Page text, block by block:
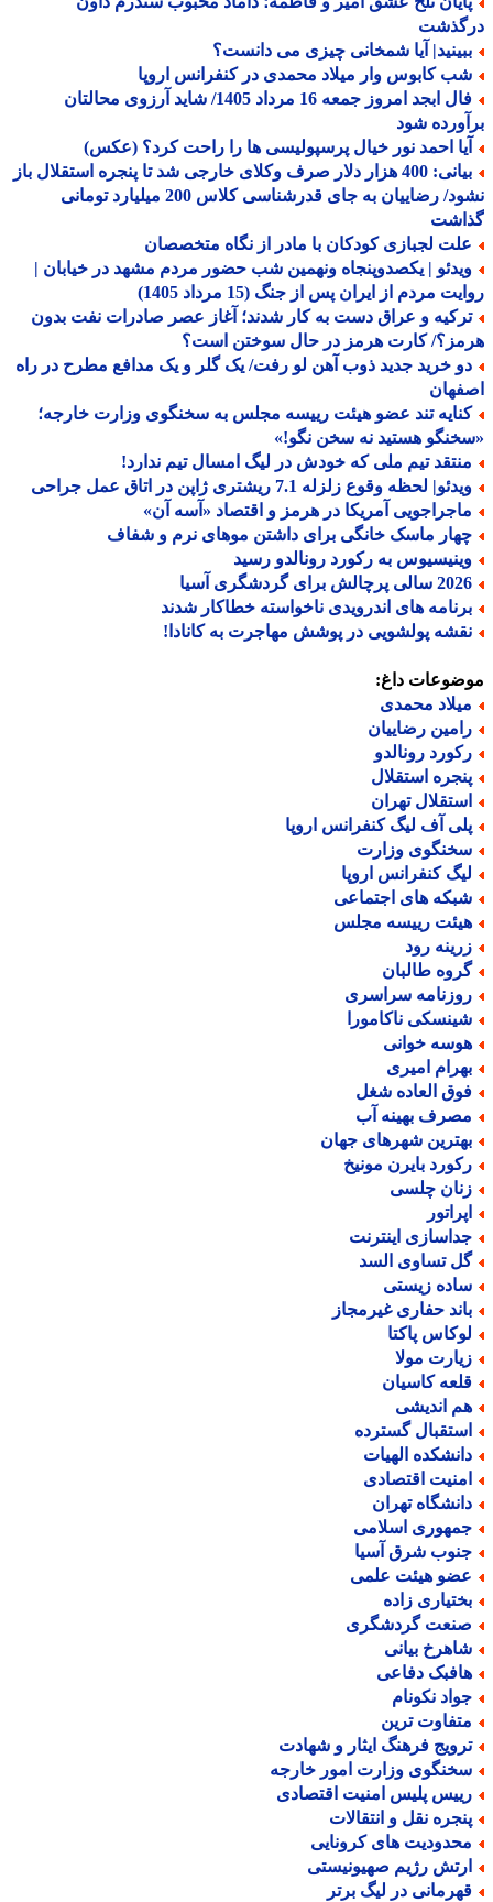
آیا شمخانی چیزی می دانست؟
کابوس وار میلاد محمدی در کنفرانس اروپا
فال ابجد امروز جمعه 16 مرداد 1405/ شاید آرزوی محالتان
شود
احمد نور خیال پرسپولیسی ها را راحت کرد؟ (عکس)
بیانی: 400 هزار دلار صرف وکلای خارجی شد تا پنجره استقلال باز
نشود/ رضاییان به جای قدرشناسی کلاس 200 میلیارد تومانی
لجبازی کودکان با مادر از نگاه متخصصان
| یکصدوپنجاه ونهمین شب حضور مردم مشهد در خیابان |
مردم از ایران پس از جنگ (15 مرداد 1405)
و عراق دست به کار شدند؛ آغاز عصر صادرات نفت بدون
کارت هرمز در حال سوختن است؟
خرید جدید ذوب آهن لو رفت/ یک گلر و یک مدافع مطرح در راه
تند عضو هیئت رییسه مجلس به سخنگوی وزارت خارجه؛
هستید نه سخن نگو!»
تیم ملی که خودش در لیگ امسال تیم ندارد!
لحظه وقوع زلزله 7.1 ریشتری ژاپن در اتاق عمل جراحی
آمریکا در هرمز و اقتصاد «آسه آن»
ماسک خانگی برای داشتن موهای نرم و شفاف
به رکورد رونالدو رسید
پرچالش برای گردشگری آسیا
های اندرویدی ناخواسته خطاکار شدند
پولشویی در پوشش مهاجرت به کانادا!
داغ:
محمدی
رضاییان
رونالدو
استقلال
تهران
آف لیگ کنفرانس اروپا
وزارت
کنفرانس اروپا
های اجتماعی
رییسه مجلس
رود
طالبان
سراسری
ناکامورا
خوانی
امیری
العاده شغل
بهینه آب
شهرهای جهان
بایرن مونیخ
چلسی
اینترنت
تساوی السد
زیستی
حفاری غیرمجاز
پاکتا
مولا
کاسیان
اندیشی
گسترده
الهیات
اقتصادی
تهران
اسلامی
شرق آسیا
هیئت علمی
زاده
گردشگری
بیانی
دفاعی
نکونام
ترین
فرهنگ ایثار و شهادت
وزارت امور خارجه
پلیس امنیت اقتصادی
نقل و انتقالات
های کرونایی
رژیم صهیونیستی
در لیگ برتر